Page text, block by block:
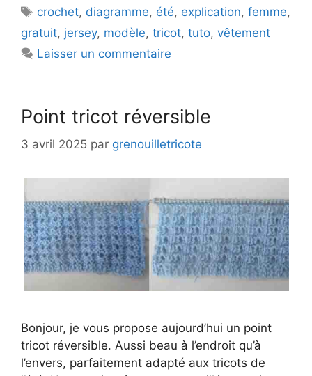
Étiquettes
crochet, diagramme, été, explication,femme,
gratuit, jersey, modèle, tricot, tuto, vêtement
Laisser un commentaire
Point tricot réversible
3 avril 2025 par grenouilletricote
Bonjour, je vous propose aujourd’hui un point
tricot réversible. Aussi beau à l’endroit qu’à
l’envers, parfaitement adapté aux tricots de